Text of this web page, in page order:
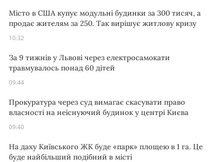
Місто в США купує модульні будинки за 300 тисяч, а
продає жителям за 250. Так вирішує житлову кризу
10:32
За 9 тижнів у Львові через електросамокати
травмувалось понад 60 дітей
09:44
Прокуратура через суд вимагає скасувати право
власності на неіснуючий будинок у центрі Києва
09:40
На даху Київського ЖК буде «парк» площею в 1 га. Це
буде найбільший подібний в місті